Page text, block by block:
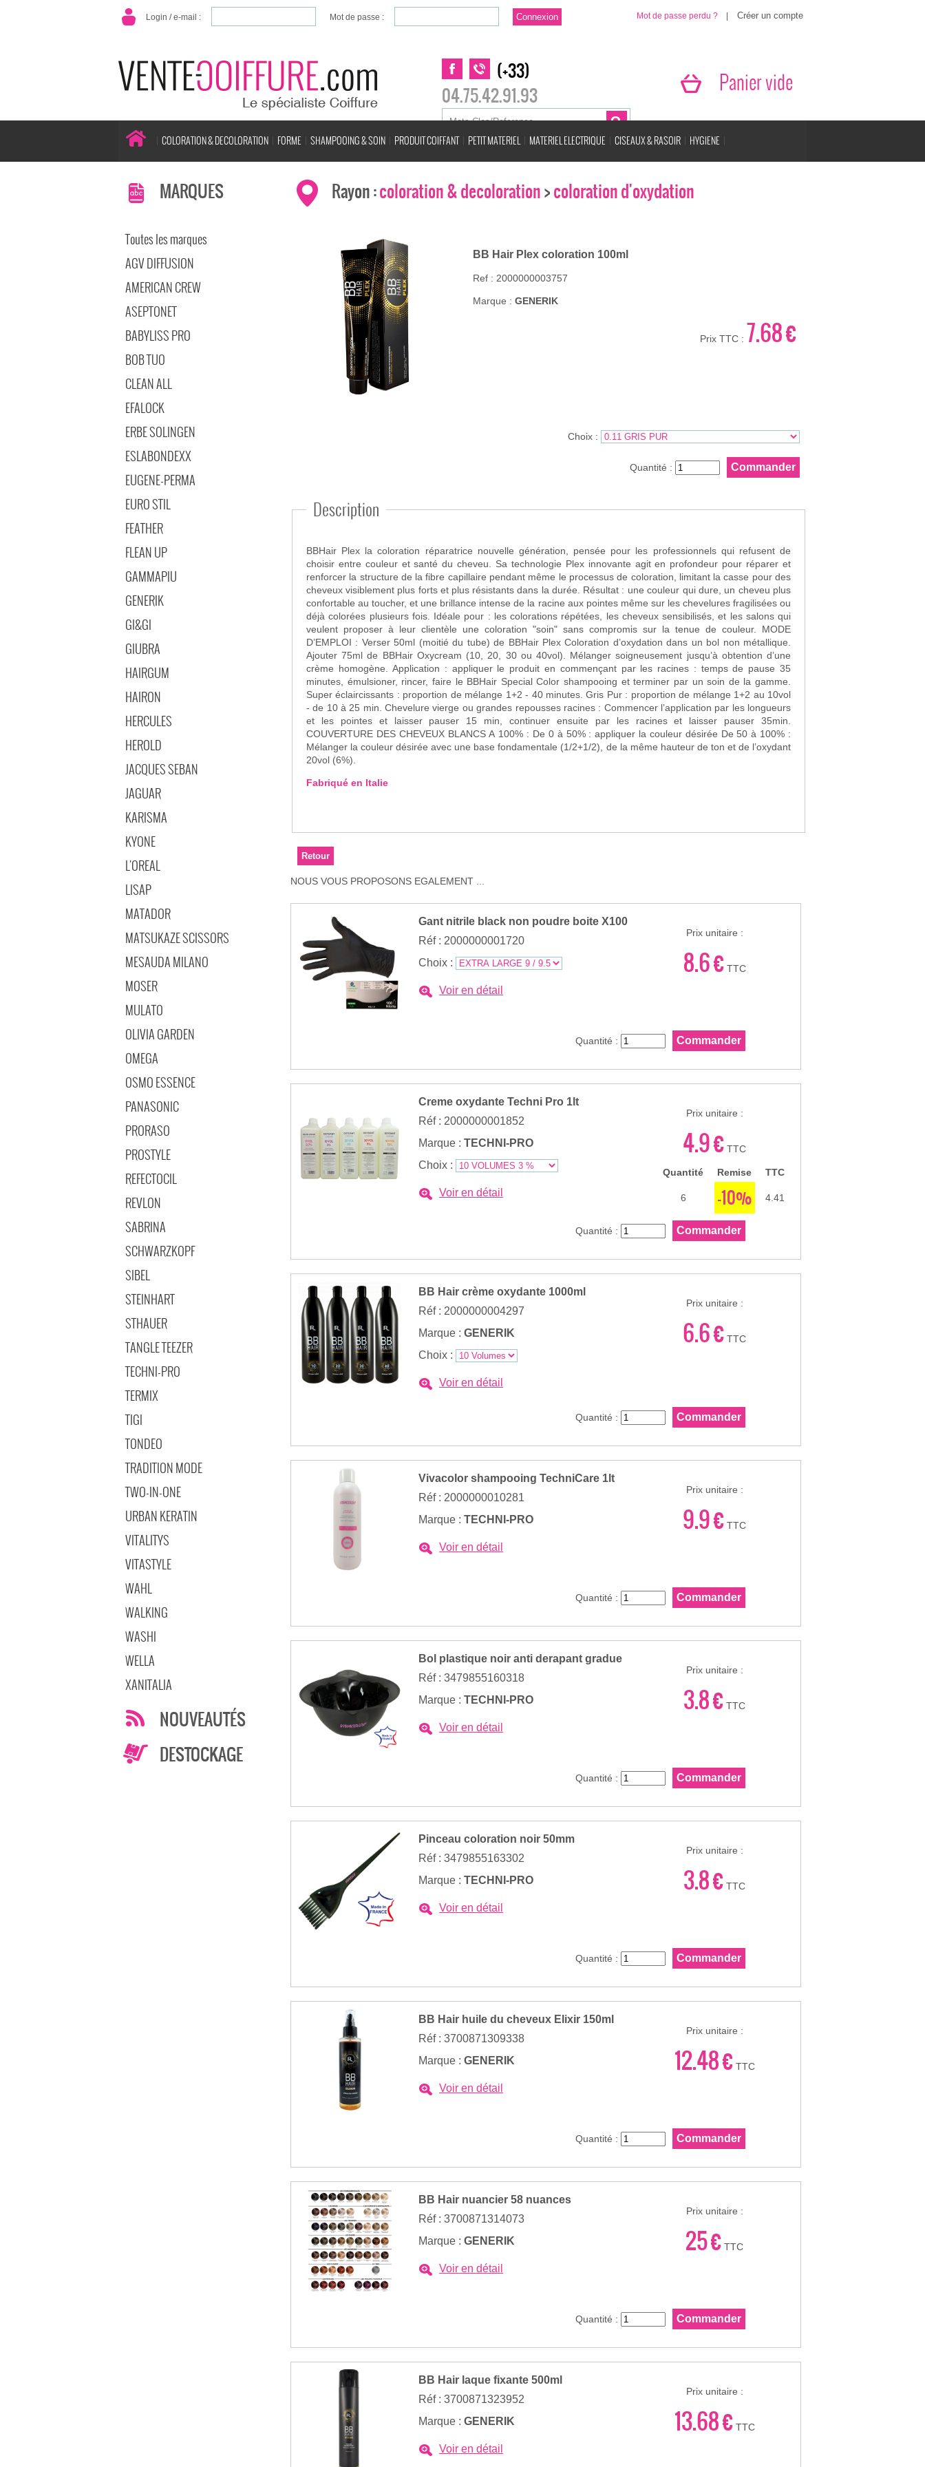
Login / e-mail : Mot de passe : Mot de passe perdu ?
(+33)
04.75.42.91.93
Panier vide
COLORATION & DECOLORATION FORME SHAMPOOING & SOIN PRODUIT COIFFANT PETIT MATERIEL MATERIEL ELECTRIQUE CISEAUX & RASOIR HYGIENE
MARQUES
Toutes les marques
AGV DIFFUSION
AMERICAN CREW
ASEPTONET
BABYLISS PRO
BOB TUO
CLEAN ALL
EFALOCK
ERBE SOLINGEN
ESLABONDEXX
EUGENE-PERMA
EURO STIL
FEATHER
FLEAN UP
GAMMAPIU
GENERIK
GI&GI
GIUBRA
HAIRGUM
HAIRON
HERCULES
HEROLD
JACQUES SEBAN
JAGUAR
KARISMA
KYONE
L'OREAL
LISAP
MATADOR
MATSUKAZE SCISSORS
MESAUDA MILANO
MOSER
MULATO
OLIVIA GARDEN
OMEGA
OSMO ESSENCE
PANASONIC
PRORASO
PROSTYLE
REFECTOCIL
REVLON
SABRINA
SCHWARZKOPF
SIBEL
STEINHART
STHAUER
TANGLE TEEZER
TECHNI-PRO
TERMIX
TIGI
TONDEO
TRADITION MODE
TWO-IN-ONE
URBAN KERATIN
VITALITYS
VITASTYLE
WAHL
WALKING
WASHI
WELLA
XANITALIA
NOUVEAUTÉS
DESTOCKAGE
Rayon :coloration & decoloration>coloration d'oxydation
BB Hair Plex coloration 100ml
Ref : 2000000003757
Marque : GENERIK
Prix TTC : 7.68 €
Choix :
Quantité :
Description
BBHair Plex la coloration réparatrice nouvelle génération, pensée pour les professionnels qui refusent de
choisir entre couleur et santé du cheveu. Sa technologie Plex innovante agit en profondeur pour réparer et
renforcer la structure de la fibre capillaire pendant même le processus de coloration, limitant la casse pour des
cheveux visiblement plus forts et plus résistants dans la durée. Résultat : une couleur qui dure, un cheveu plus
confortable au toucher, et une brillance intense de la racine aux pointes même sur les chevelures fragilisées ou
déjà colorées plusieurs fois. Idéale pour : les colorations répétées, les cheveux sensibilisés, et les salons qui
veulent proposer à leur clientèle une coloration "soin" sans compromis sur la tenue de couleur. MODE
D’EMPLOI : Verser 50ml (moitié du tube) de BBHair Plex Coloration d’oxydation dans un bol non métallique.
Ajouter 75ml de BBHair Oxycream (10, 20, 30 ou 40vol). Mélanger soigneusement jusqu’à obtention d’une
crème homogène. Application : appliquer le produit en commençant par les racines : temps de pause 35
minutes, émulsioner, rincer, faire le BBHair Special Color shampooing et terminer par un soin de la gamme.
Super éclaircissants : proportion de mélange 1+2 - 40 minutes. Gris Pur : proportion de mélange 1+2 au 10vol
- de 10 à 25 min. Chevelure vierge ou grandes repousses racines : Commencer l’application par les longueurs
et les pointes et laisser pauser 15 min, continuer ensuite par les racines et laisser pauser 35min.
COUVERTURE DES CHEVEUX BLANCS A 100% : De 0 à 50% : appliquer la couleur désirée De 50 à 100% :
Mélanger la couleur désirée avec une base fondamentale (1/2+1/2), de la même hauteur de ton et de l’oxydant
20vol (6%).
Fabriqué en Italie
NOUS VOUS PROPOSONS EGALEMENT ...
Gant nitrile black non poudre boite X100
Réf : 2000000001720
Choix :
Voir en détail
Prix unitaire :
8.6 €TTC
Quantité :
Creme oxydante Techni Pro 1lt
Réf : 2000000001852
Marque : TECHNI-PRO
Choix :
Voir en détail
Prix unitaire :
4.9 € TTC
Quantité Remise TTC
6 -10% 4.41
Quantité :
BB Hair crème oxydante 1000ml
Réf : 2000000004297
Marque : GENERIK
Choix :
Voir en détail
Prix unitaire :
6.6 € TTC
Quantité :
Vivacolor shampooing TechniCare 1lt
Réf : 2000000010281
Marque : TECHNI-PRO
Voir en détail
Prix unitaire :
9.9 € TTC
Quantité :
Bol plastique noir anti derapant gradue
Réf : 3479855160318
Marque : TECHNI-PRO
Voir en détail
Prix unitaire :
3.8 € TTC
Quantité :
Pinceau coloration noir 50mm
Réf : 3479855163302
Marque : TECHNI-PRO
Voir en détail
Prix unitaire :
3.8 € TTC
Quantité :
BB Hair huile du cheveux Elixir 150ml
Réf : 3700871309338
Marque : GENERIK
Voir en détail
Prix unitaire :
12.48 €TTC
Quantité :
BB Hair nuancier 58 nuances
Réf : 3700871314073
Marque : GENERIK
Voir en détail
Prix unitaire :
25 € TTC
Quantité :
BB Hair laque fixante 500ml
Réf : 3700871323952
Marque : GENERIK
Voir en détail
Prix unitaire :
13.68 €TTC